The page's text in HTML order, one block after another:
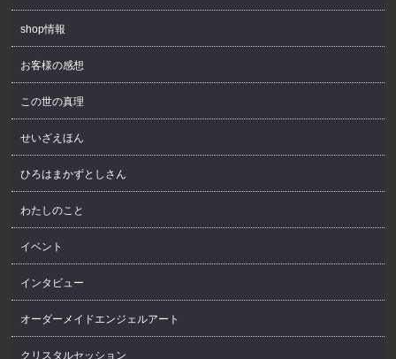
shop情報
お客様の感想
この世の真理
せいざえほん
ひろはまかずとしさん
わたしのこと
イベント
インタビュー
オーダーメイドエンジェルアート
クリスタルセッション